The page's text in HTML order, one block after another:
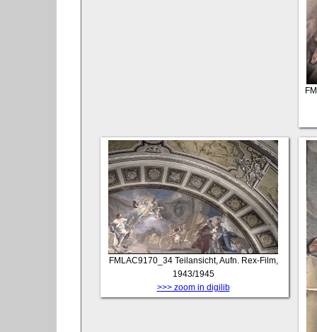
FMLAC9170_34 Teilansicht, Aufn. Rex-Film,
1943/1945
>>> zoom in digilib